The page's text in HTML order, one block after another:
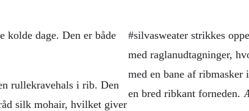
kolde dage. Den er både
rullekravehals i rib. Den
silk mohair, hvilket giver
#silvasweater strikkes
med raglanudtagninger,
med en bane af ribmasker
en bred ribkant forneden.